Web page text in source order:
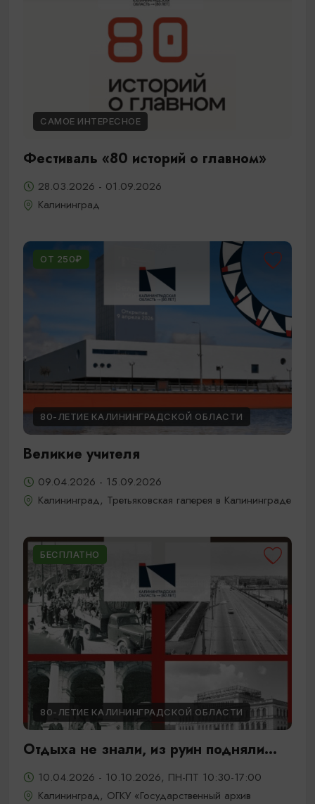
САМОЕ ИНТЕРЕСНОЕ
Фестиваль «80 историй о главном»
28.03.2026 - 01.09.2026
Калининград
ОТ 250₽
80-ЛЕТИЕ КАЛИНИНГРАДСКОЙ ОБЛАСТИ
Великие учителя
09.04.2026 - 15.09.2026
Калининград, Третьяковская галерея в Калининграде
БЕСПЛАТНО
80-ЛЕТИЕ КАЛИНИНГРАДСКОЙ ОБЛАСТИ
Отдыха не знали, из руин подняли...
10.04.2026 - 10.10.2026, ПН-ПТ 10:30-17:00
Калининград, ОГКУ «Государственный архив